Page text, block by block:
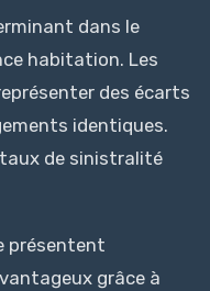
dans le
habitation. Les
des écarts
identiques.
de sinistralité
présentent
grâce à